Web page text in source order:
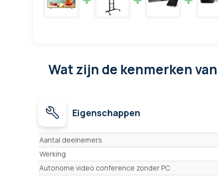
Wat zijn de kenmerken
Eigenschappen
Eigenschappen
Aantal deelnemers
Werking
Autonome video conference zonder PC